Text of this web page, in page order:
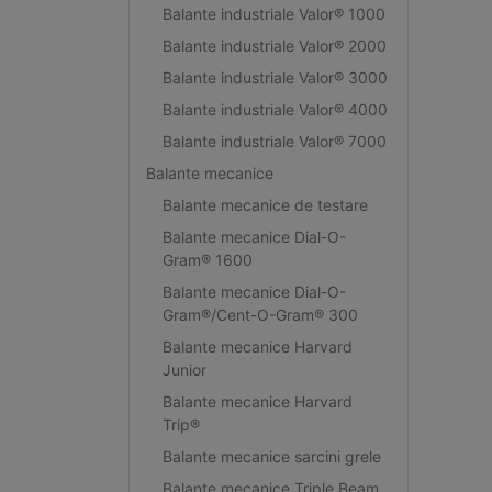
Balante industriale Valor® 1000
Balante industriale Valor® 2000
Balante industriale Valor® 3000
Balante industriale Valor® 4000
Balante industriale Valor® 7000
Balante mecanice
Balante mecanice de testare
Balante mecanice Dial-O-
Gram® 1600
Balante mecanice Dial-O-
Gram®/Cent-O-Gram® 300
Balante mecanice Harvard
Junior
Balante mecanice Harvard
Trip®
Balante mecanice sarcini grele
Balante mecanice Triple Beam